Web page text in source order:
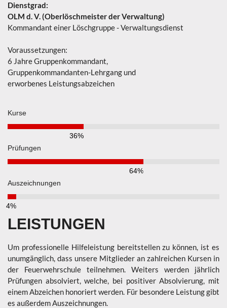
Dienstgrad:
OLM d. V. (Oberlöschmeister der Verwaltung)
Kommandant einer Löschgruppe - Verwaltungsdienst
Voraussetzungen:
6 Jahre Gruppenkommandant,
Gruppenkommandanten-Lehrgang und
erworbenes Leistungsabzeichen
Kurse
36%
Prüfungen
64%
Auszeichnungen
4%
LEISTUNGEN
Um professionelle Hilfeleistung bereitstellen zu können, ist es
unumgänglich, dass unsere Mitglieder an zahlreichen Kursen in
der Feuerwehrschule teilnehmen. Weiters werden jährlich
Prüfungen absolviert, welche, bei positiver Absolvierung, mit
einem Abzeichen honoriert werden. Für besondere Leistung gibt
es außerdem Auszeichnungen.